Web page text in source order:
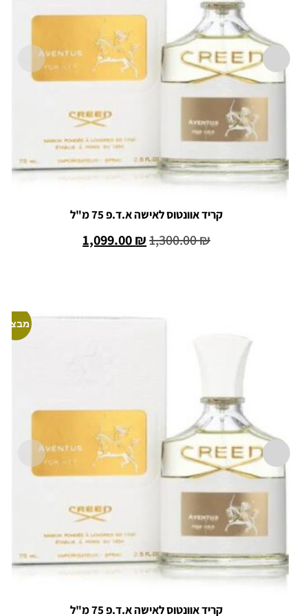
קריד אוונטוס לאישה א.ד.פ 75 מ"ל
1,300.00₪
1,099.00₪
מבצע!
קריד אוונטוס לאישה א.ד.פ 75 מ"ל